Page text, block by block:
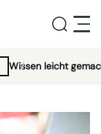
Wissen leicht